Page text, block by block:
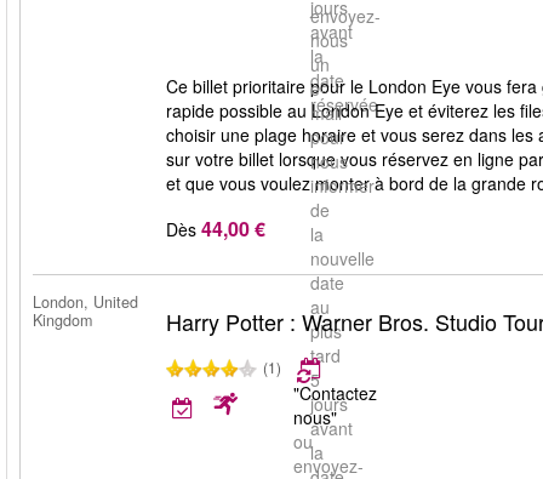
jours
avant
la
date
réservée.
envoyez-
nous
un
e-
mail
pour
nous
informer
de
la
nouvelle
date
au
plus
tard
5
jours
avant
la
Ce billet prioritaire pour le London Eye vous
rapide possible au London Eye et éviterez les
choisir une plage horaire et vous serez dans
sur votre billet lorsque vous réservez en ligne
et que vous voulez monter à bord de la grande
Dès 44,00 €
London, United
Kingdom
Harry Potter : Warner Bros. Studio
(1)
"Contactez
nous"
ou
envoyez-